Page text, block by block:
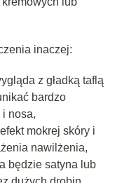
inaczej:
z gładką taflą
bardzo
i nosa,
mokrej skóry i
nawilżenia,
będzie satyna lub